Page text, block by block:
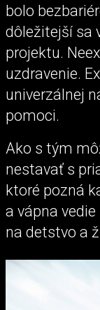
bolo
dôležitejší sa
projektu.
uzdravenie.
univerzálnej
pomoci.
Ako s tým
nestavať s
ktoré pozná
a vápna
na detstvo a